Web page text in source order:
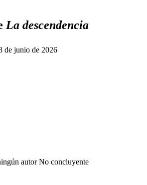
La descendencia
de junio de 2026
autor No concluyente